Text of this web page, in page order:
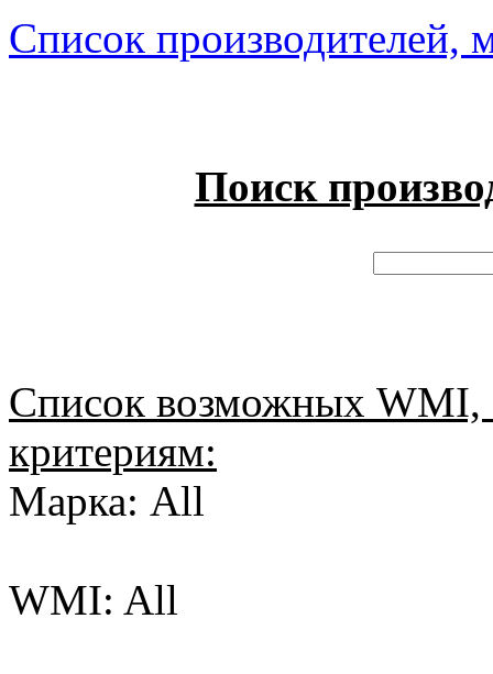
Список производителей,
Поиск
Список возможных
критериям:
Марка: All
WMI: All